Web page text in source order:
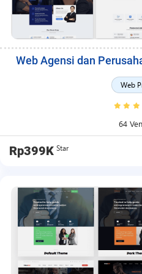
Web Agensi dan
Web
64
Rp399K Star